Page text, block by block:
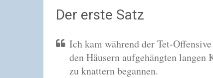
Der erste Satz
Ich kam während der Tet-
den Häusern aufgehängten
zu knattern begannen.